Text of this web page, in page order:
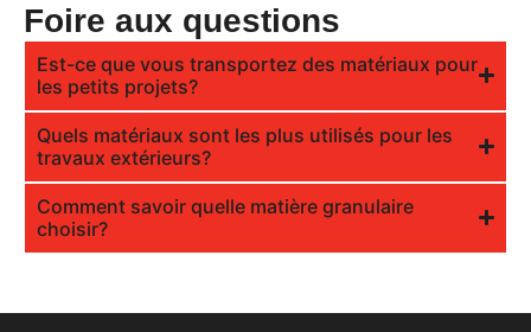
Foire aux questions
Est-ce que vous transportez des matériaux pour
les petits projets?
Quels matériaux sont les plus utilisés pour les
travaux extérieurs?
Comment savoir quelle matière granulaire
choisir?